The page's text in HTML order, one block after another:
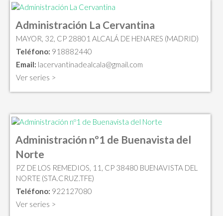
Administración La Cervantina
MAYOR, 32, CP 28801 ALCALÁ DE HENARES (MADRID)
Teléfono: 918882440
Email: lacervantinadealcala@gmail.com
Ver series >
Administración nº1 de Buenavista del
Norte
PZ DE LOS REMEDIOS, 11, CP 38480 BUENAVISTA DEL
NORTE (STA.CRUZ.TFE)
Teléfono: 922127080
Ver series >